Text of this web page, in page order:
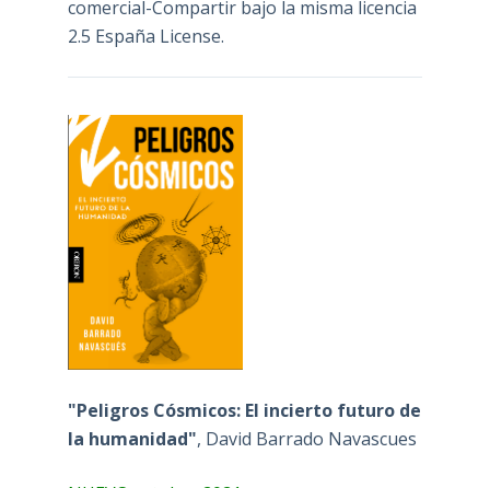
comercial-Compartir bajo la misma licencia
2.5 España License.
"Peligros Cósmicos: El incierto futuro de
la humanidad", David Barrado Navascues